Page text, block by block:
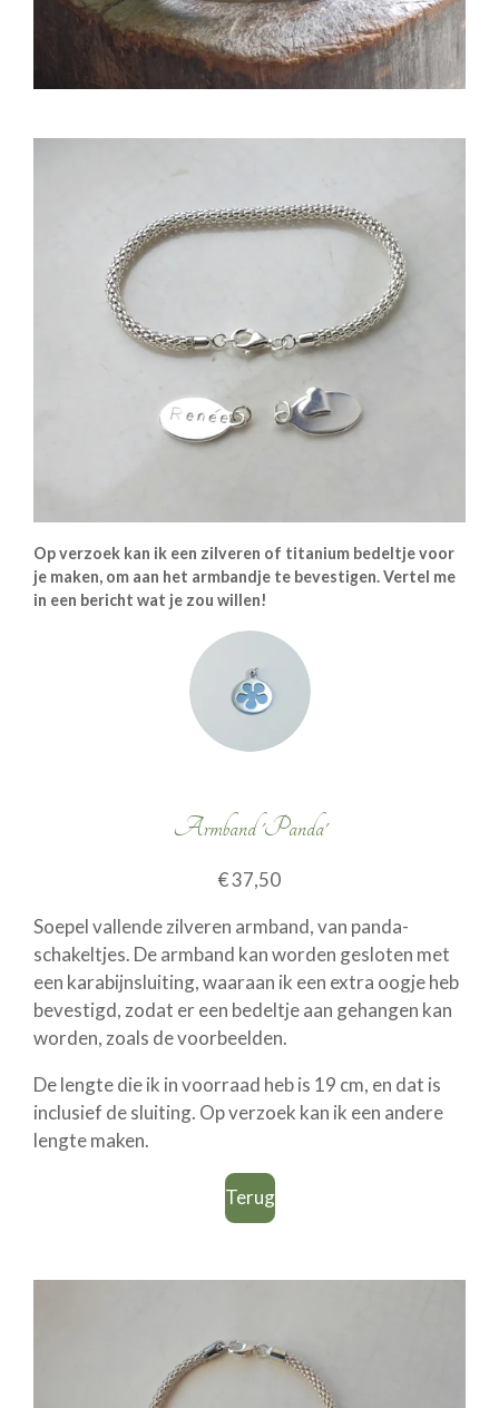
Op verzoek kan ik een zilveren of titanium bedeltje voor
je maken, om aan het armbandje te bevestigen. Vertel me
in een bericht wat je zou willen!
Armband 'Panda'
€ 37,50
Soepel vallende zilveren armband, van panda-
schakeltjes. De armband kan worden gesloten met
een karabijnsluiting, waaraan ik een extra oogje heb
bevestigd, zodat er een bedeltje aan gehangen kan
worden, zoals de voorbeelden.
De lengte die ik in voorraad heb is 19 cm, en dat is
inclusief de sluiting. Op verzoek kan ik een andere
lengte maken.
Terug